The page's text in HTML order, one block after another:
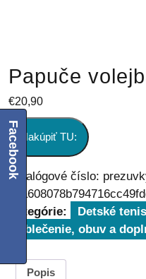
Papuče
€20,90
Nakúpiť TU:
Katalógové číslo:
Kategórie:
Detské
Oblečenie, obuv a
Popis
Facebook